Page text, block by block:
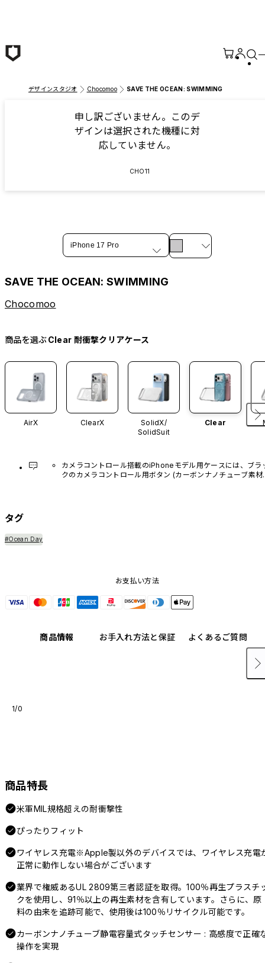
デザインスタジオ Chocomoo SAVE THE OCEAN: SWIMMING
申し訳ございません。このデ
ザインは選択された機種に対
応していません。
CHO11
iPhone 17 Pro
SAVE THE OCEAN: SWIMMING
Chocomoo
商品を選ぶClear 耐衝撃クリアケース
AirX ClearX
SolidX/
SolidSuit
Clear
カメラコントロール搭載のiPhoneモデル用ケースには、ブラ
クのカメラコントロール用ボタン (カーボンナノチューブ素材)
タグ
#Ocean Day
お支払い方法
商品情報 お手入れ方法と保証 よくあるご質問
1/0
商品特長
米軍MIL規格超えの耐衝撃性
ぴったりフィット
ワイヤレス充電※Apple製以外のデバイスでは、ワイヤレス充電
正常に動作しない場合がございます
業界で権威あるUL 2809第三者認証を取得。100％再生プラスチ
クを使用し、91％以上の再生素材を含有しています。さらに、原
料の由来を追跡可能で、使用後は100％リサイクル可能です。
カーボンナノチューブ静電容量式タッチセンサー : 高感度で正確
操作を実現